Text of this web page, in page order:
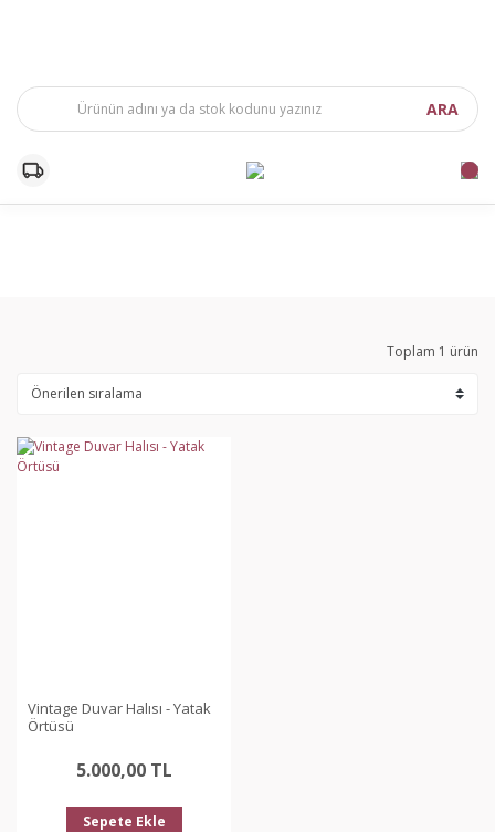
ARA
Toplam 1 ürün
Vintage Duvar Halısı - Yatak
Örtüsü
5.000,00 TL
Sepete Ekle